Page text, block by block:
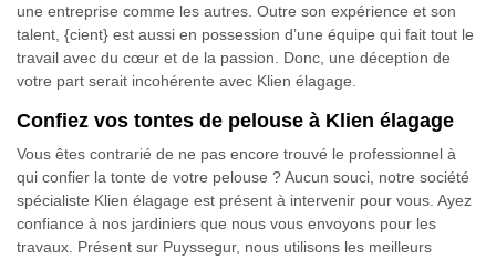
une entreprise comme les autres. Outre son expérience et son
talent, {cient} est aussi en possession d’une équipe qui fait tout le
travail avec du cœur et de la passion. Donc, une déception de
votre part serait incohérente avec Klien élagage.
Confiez vos tontes de pelouse à Klien élagage
Vous êtes contrarié de ne pas encore trouvé le professionnel à
qui confier la tonte de votre pelouse ? Aucun souci, notre société
spécialiste Klien élagage est présent à intervenir pour vous. Ayez
confiance à nos jardiniers que nous vous envoyons pour les
travaux. Présent sur Puyssegur, nous utilisons les meilleurs